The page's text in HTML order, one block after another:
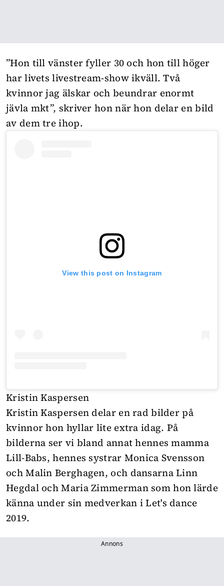
”Hon till vänster fyller 30 och hon till höger
har livets livestream-show ikväll. Två
kvinnor jag älskar och beundrar enormt
jävla mkt”, skriver hon när hon delar en bild
av dem tre ihop.
View this post on Instagram
Kristin Kaspersen
Kristin Kaspersen delar en rad bilder på
kvinnor hon hyllar lite extra idag. På
bilderna ser vi bland annat hennes mamma
Lill-Babs, hennes systrar Monica Svensson
och Malin Berghagen, och dansarna Linn
Hegdal och Maria Zimmerman som hon lärde
känna under sin medverkan i Let's dance
2019.
Annons